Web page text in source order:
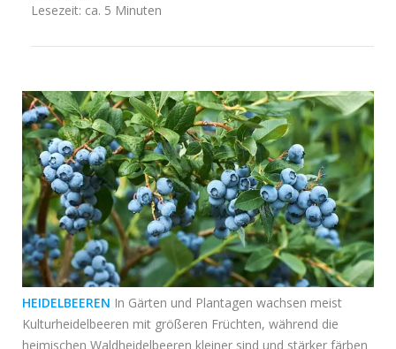
Lesezeit: ca. 5 Minuten
HEIDELBEEREN In Gärten und Plantagen wachsen meist
Kulturheidelbeeren mit größeren Früchten, während die
heimischen Waldheidelbeeren kleiner sind und stärker färben